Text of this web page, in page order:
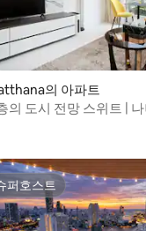
만점), 후기 51개
의 아파트
의 도시 전망 스위트 |
퍼호스트
퍼호스트